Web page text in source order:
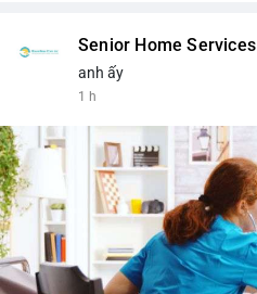
Senior Home Services
anh ấy
1 h